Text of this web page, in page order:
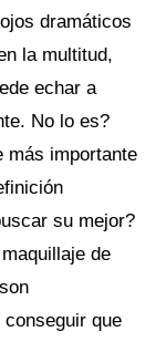
dramáticos
la multitud,
echar a
No lo es?
más importante
su mejor?
de
que